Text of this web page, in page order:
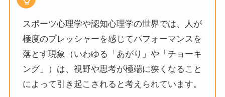
スポーツ心理学や認知心理学の世界では、人が
極度のプレッシャーを感じてパフォーマンスを
落とす現象（いわゆる「あがり」や「チョーキ
ング」）は、視野や思考が極端に狭くなること
によって引き起こされると考えられています。